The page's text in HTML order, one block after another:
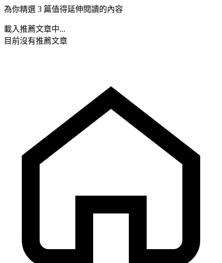
為你精選 3 篇值得延伸閱讀的內容
載入推薦文章中...
目前沒有推薦文章